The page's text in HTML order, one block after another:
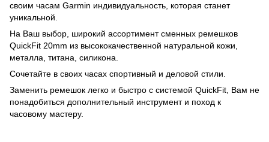
своим часам Garmin индивидуальность, которая станет
уникальной.
На Ваш выбор, широкий ассортимент сменных ремешков
QuickFit 20mm из высококачественной натуральной кожи,
металла, титана, силикона.
Сочетайте в своих часах спортивный и деловой стили.
Заменить ремешок легко и быстро с системой QuickFit, Вам не
понадобиться дополнительный инструмент и поход к
часовому мастеру.